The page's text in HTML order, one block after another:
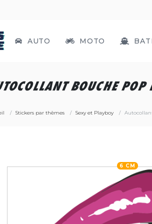
AUTO MOTO
BOUCHE POP
Stickers par thèmes Sexy et Playboy
6 CM